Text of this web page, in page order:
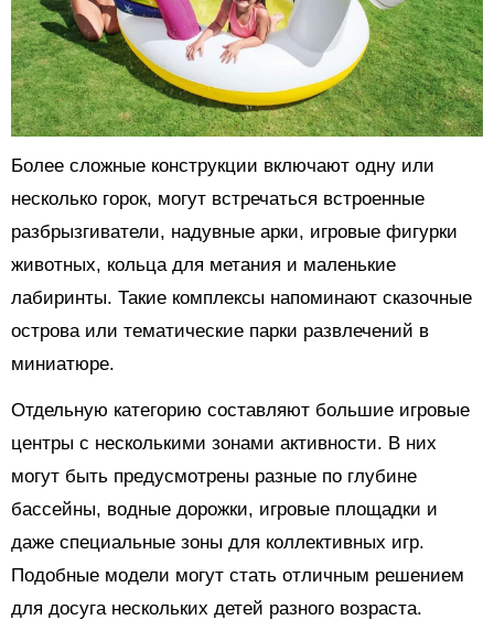
Более сложные конструкции включают одну или
несколько горок, могут встречаться встроенные
разбрызгиватели, надувные арки, игровые фигурки
животных, кольца для метания и маленькие
лабиринты. Такие комплексы напоминают сказочные
острова или тематические парки развлечений в
миниатюре.
Отдельную категорию составляют большие игровые
центры с несколькими зонами активности. В них
могут быть предусмотрены разные по глубине
бассейны, водные дорожки, игровые площадки и
даже специальные зоны для коллективных игр.
Подобные модели могут стать отличным решением
для досуга нескольких детей разного возраста.